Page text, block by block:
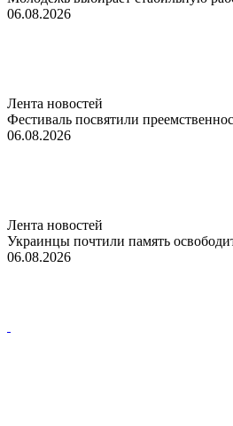
06.08.2026
Лента новостей
Фестиваль посвятили
06.08.2026
Лента новостей
Украинцы почтили память
06.08.2026